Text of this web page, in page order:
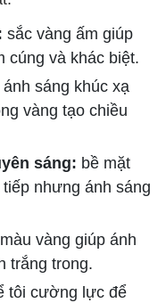
sắc vàng ấm giúp
cúng và khác biệt.
ánh sáng khúc xạ
vàng tạo chiều
sáng: bề mặt
nhưng ánh sáng
vàng giúp ánh
trắng trong.
tôi cường lực để